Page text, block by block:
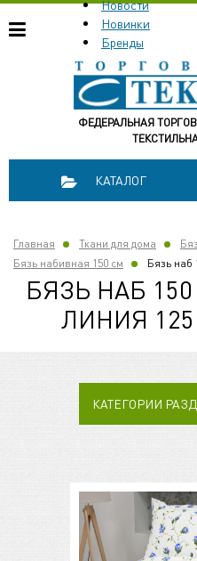
ФЕДЕРАЛЬНАЯ
Новости
Новинки
Бренды
КАТАЛОГ
Главная Ткани для дома
Бязь набивная 150 см
Бязь наб
БЯЗЬ НАБ
ЛИНИЯ
КАТЕГОРИИ